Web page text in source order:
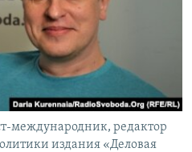
международник, редактор
издания «Деловая